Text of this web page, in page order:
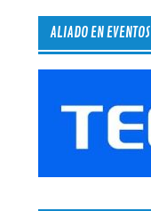
ALIADO EN EVENTOS